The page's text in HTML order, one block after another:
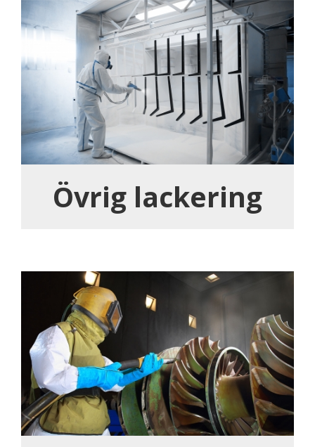
Övrig lackering